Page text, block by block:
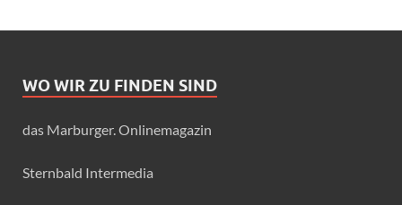
WO WIR ZU FINDEN SIND
das Marburger. Onlinemagazin
Sternbald Intermedia